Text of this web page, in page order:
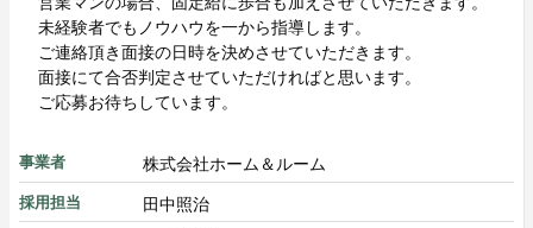
未経験者でもノウハウを一から指導します。
ご連絡頂き面接の日時を決めさせていただきます。
面接にて合否判定させていただければと思います。
ご応募お待ちしています。
事業者 株式会社ホーム＆ルーム
採用担当 田中照治